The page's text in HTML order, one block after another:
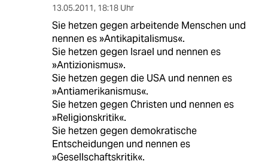
13.05.2011, 18:18 Uhr
Sie hetzen gegen arbeitende Menschen und
nennen es »Antikapitalismus«.
Sie hetzen gegen Israel und nennen es
»Antizionismus».
Sie hetzen gegen die USA und nennen es
»Antiamerikanismus«.
Sie hetzen gegen Christen und nennen es
»Religionskritik«.
Sie hetzen gegen demokratische
Entscheidungen und nennen es
»Gesellschaftskritik«.